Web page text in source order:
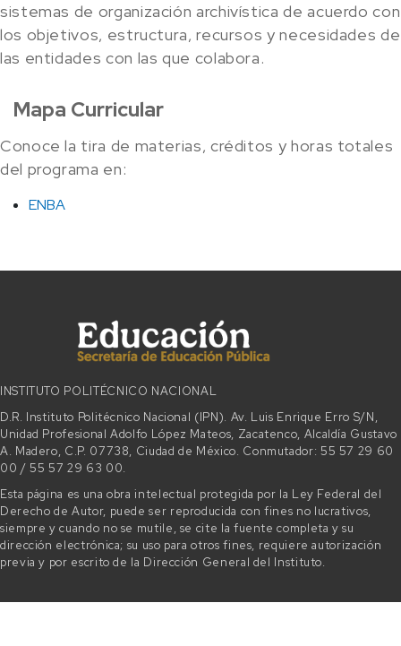
sistemas de organización archivística de acuerdo con
los objetivos, estructura, recursos y necesidades de
las entidades con las que colabora.
Mapa Curricular
Conoce la tira de materias, créditos y horas totales
del programa en:
ENBA
INSTITUTO POLITÉCNICO NACIONAL
D.R. Instituto Politécnico Nacional (IPN). Av. Luis Enrique Erro S/N,
Unidad Profesional Adolfo López Mateos, Zacatenco, Alcaldía Gustavo
A. Madero, C.P. 07738, Ciudad de México. Conmutador: 55 57 29 60
00 / 55 57 29 63 00.
Esta página es una obra intelectual protegida por la Ley Federal del
Derecho de Autor, puede ser reproducida con fines no lucrativos,
siempre y cuando no se mutile, se cite la fuente completa y su
dirección electrónica; su uso para otros fines, requiere autorización
previa y por escrito de la Dirección General del Instituto.